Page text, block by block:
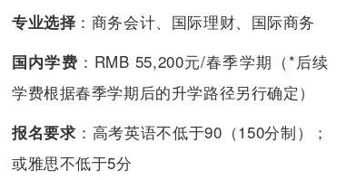
专业选择 ：商务会计、国际理财、国际商务
国内学费 ：RMB 55,200元/春季学期（*后续
学费根据春季学期后的升学路径另行确定）
报名要求 ：高考英语不低于90（150分制）；
或雅思不低于5分